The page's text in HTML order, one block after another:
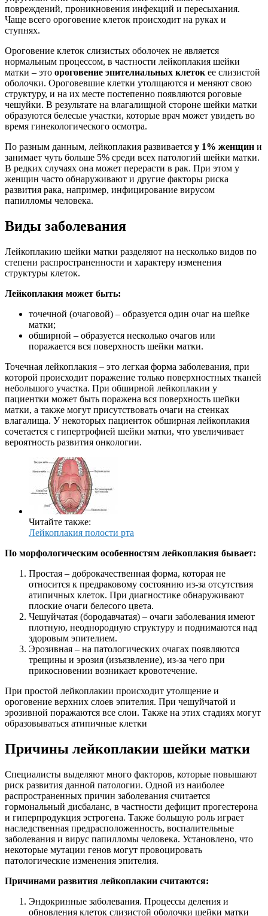
повреждений, проникновения инфекций и пересыхания.
Чаще всего ороговение клеток происходит на руках и
ступнях.
Ороговение клеток слизистых оболочек не является
нормальным процессом, в частности лейкоплакия шейки
матки – это ороговение эпителиальных клетокее слизистой
оболочки. Ороговевшие клетки утолщаются и меняют свою
структуру, и на их месте постепенно появляются роговые
чешуйки. В результате на влагалищной стороне шейки матки
образуются белесые участки, которые врач может увидеть во
время гинекологического осмотра.
По разным данным, лейкоплакия развивается у 1% женщин и
занимает чуть больше 5% среди всех патологий шейки матки.
В редких случаях она может перерасти в рак. При этом у
женщин часто обнаруживают и другие факторы риска
развития рака, например, инфицирование вирусом
папилломы человека.
Виды заболевания
Лейкоплакию шейки матки разделяют на несколько видов по
степени распространенности и характеру изменения
структуры клеток.
Лейкоплакия может быть:
точечной (очаговой) – образуется один очаг на шейке
матки;
обширной – образуется несколько очагов или
поражается вся поверхность шейки матки.
Точечная лейкоплакия – это легкая форма заболевания, при
которой происходит поражение только поверхностных тканей
небольшого участка. При обширной лейкоплакии у
пациентки может быть поражена вся поверхность шейки
матки, а также могут присутствовать очаги на стенках
влагалища. У некоторых пациенток обширная лейкоплакия
сочетается с гипертрофией шейки матки, что увеличивает
вероятность развития онкологии.
Читайте также:
Лейкоплакия полости рта
По морфологическим особенностям лейкоплакия бывает:
Простая – доброкачественная форма, которая не
относится к предраковому состоянию из-за отсутствия
атипичных клеток. При диагностике обнаруживают
плоские очаги белесого цвета.
Чешуйчатая (бородавчатая) – очаги заболевания имеют
плотную, неоднородную структуру и поднимаются над
здоровым эпителием.
Эрозивная – на патологических очагах появляются
трещины и эрозия (изъязвление), из-за чего при
прикосновении возникает кровотечение.
При простой лейкоплакии происходит утолщение и
ороговение верхних слоев эпителия. При чешуйчатой и
эрозивной поражаются все слои. Также на этих стадиях могут
образовываться атипичные клетки
Причины лейкоплакии шейки матки
Специалисты выделяют много факторов, которые повышают
риск развития данной патологии. Одной из наиболее
распространенных причин заболевания считается
гормональный дисбаланс, в частности дефицит прогестерона
и гиперпродукция эстрогена. Также большую роль играет
наследственная предрасположенность, воспалительные
заболевания и вирус папилломы человека. Установлено, что
некоторые мутации генов могут провоцировать
патологические изменения эпителия.
Причинами развития лейкоплакии считаются:
Эндокринные заболевания. Процессы деления и
обновления клеток слизистой оболочки шейки матки